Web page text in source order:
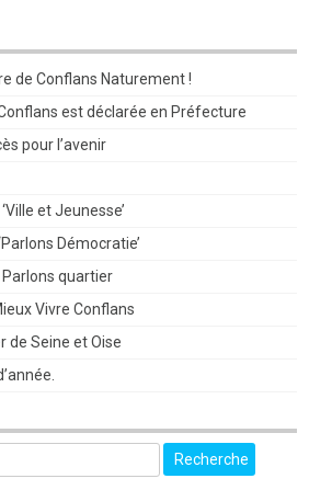
de Conflans Naturement !
est déclarée en Préfecture
pour l’avenir
et Jeunesse’
Démocratie’
quartier
Vivre Conflans
de Seine et Oise